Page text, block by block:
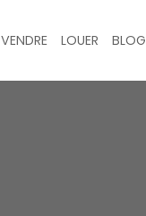
VENDRE LOUER BLOG